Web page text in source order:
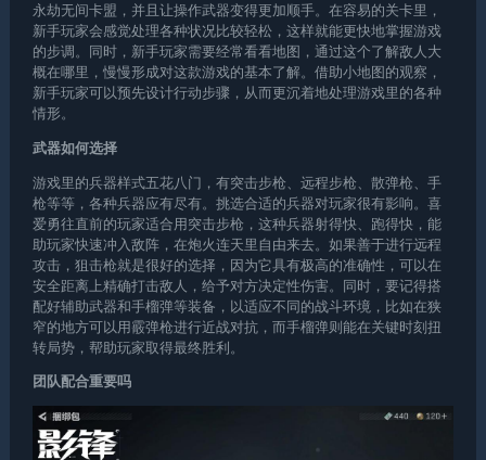
永劫无间卡盟 ，并且让操作武器变得更加顺手。在容易的关卡里，
新手玩家会感觉处理各种状况比较轻松，这样就能更快地掌握游戏
的步调。同时，新手玩家需要经常看看地图，通过这个了解敌人大
概在哪里，慢慢形成对这款游戏的基本了解。借助小地图的观察，
新手玩家可以预先设计行动步骤，从而更沉着地处理游戏里的各种
情形。
武器如何选择
游戏里的兵器样式五花八门，有突击步枪、远程步枪、散弹枪、手
枪等等，各种兵器应有尽有。挑选合适的兵器对玩家很有影响。喜
爱勇往直前的玩家适合用突击步枪，这种兵器射得快、跑得快，能
助玩家快速冲入敌阵，在炮火连天里自由来去。如果善于进行远程
攻击，狙击枪就是很好的选择，因为它具有极高的准确性，可以在
安全距离上精确打击敌人，给予对方决定性伤害。同时，要记得搭
配好辅助武器和手榴弹等装备，以适应不同的战斗环境，比如在狭
窄的地方可以用霰弹枪进行近战对抗，而手榴弹则能在关键时刻扭
转局势，帮助玩家取得最终胜利。
团队配合重要吗